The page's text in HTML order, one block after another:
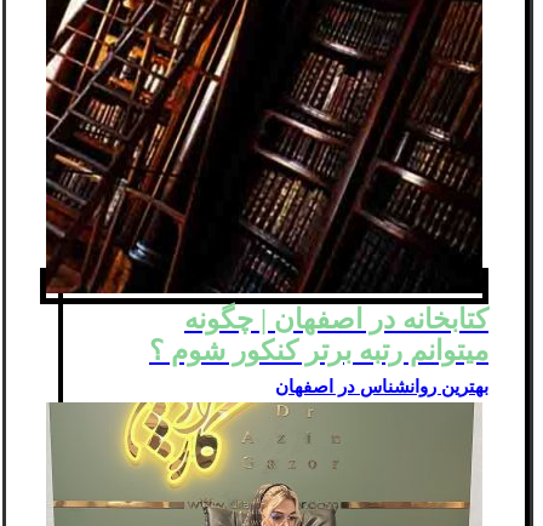
کتابخانه در اصفهان | چگونه
میتوانم رتبه برتر کنکور شوم ؟
بهترین روانشناس در اصفهان